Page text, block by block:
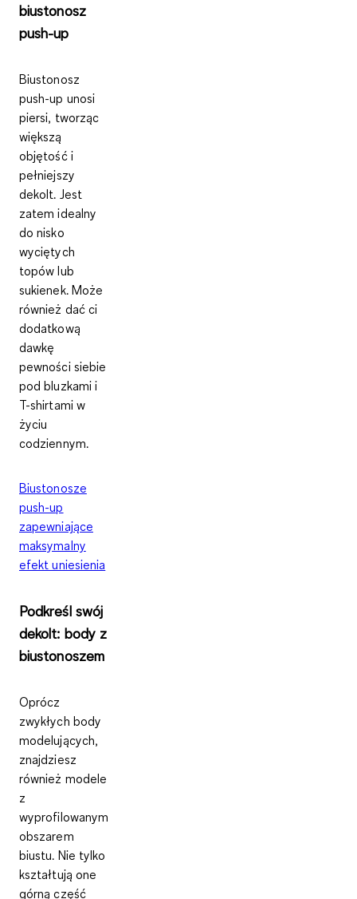
biustonosz
push-up
Biustonosz
push-up unosi
piersi, tworząc
większą
objętość i
pełniejszy
dekolt. Jest
zatem idealny
do nisko
wyciętych
topów lub
sukienek. Może
również dać ci
dodatkową
dawkę
pewności siebie
pod bluzkami i
T-shirtami w
życiu
codziennym.
Biustonosze
push-up
zapewniające
maksymalny
efekt uniesienia
Podkreśl swój
dekolt: body z
biustonoszem
Oprócz
zwykłych body
modelujących,
znajdziesz
również modele
z
wyprofilowanym
obszarem
biustu. Nie tylko
kształtują one
górną część